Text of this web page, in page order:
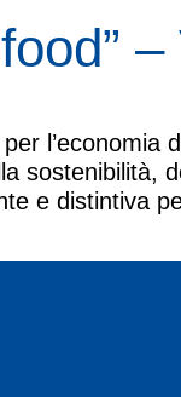
e distintiva